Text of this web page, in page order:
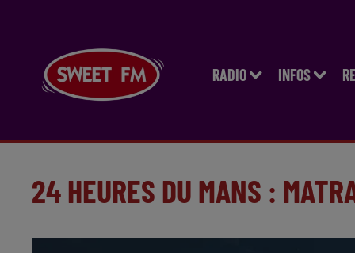
RADIO INFOS
24 HEURES DU MANS :